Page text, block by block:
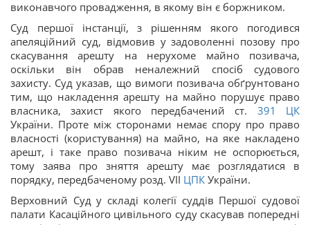
виконавчого провадження, в якому він є боржником.
Суд першої інстанції, з рішенням якого погодився
апеляційний суд, відмовив у задоволенні позову про
скасування арешту на нерухоме майно позивача,
оскільки він обрав неналежний спосіб судового
захисту. Суд указав, що вимоги позивача обґрунтовано
тим, що накладення арешту на майно порушує право
власника, захист якого передбачений ст. 391 ЦК
України. Проте між сторонами немає спору про право
власності (користування) на майно, на яке накладено
арешт, і таке право позивача ніким не оспорюється,
тому заява про зняття арешту має розглядатися в
порядку, передбаченому розд. VII ЦПК України.
Верховний Суд у складі колегії суддів Першої судової
палати Касаційного цивільного суду скасував попередні